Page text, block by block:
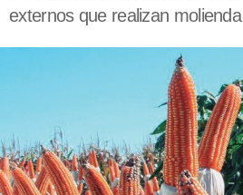
externos que realizan